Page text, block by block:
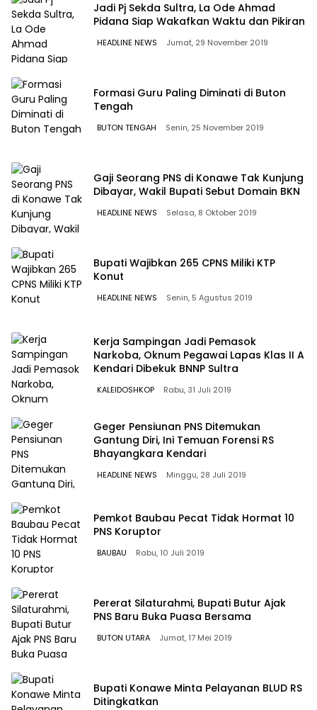
Jadi Pj Sekda Sultra, La Ode Ahmad
Pidana Siap Wakafkan Waktu dan Pikiran
HEADLINE NEWS Jumat, 29 November 2019
Formasi Guru Paling Diminati di Buton
Tengah
BUTON TENGAH Senin, 25 November 2019
Gaji Seorang PNS di Konawe Tak Kunjung
Dibayar, Wakil Bupati Sebut Domain BKN
HEADLINE NEWS Selasa, 8 Oktober 2019
Bupati Wajibkan 265 CPNS Miliki KTP
Konut
HEADLINE NEWS Senin, 5 Agustus 2019
Kerja Sampingan Jadi Pemasok
Narkoba, Oknum Pegawai Lapas Klas II A
Kendari Dibekuk BNNP Sultra
KALEIDOSHKOP Rabu, 31 Juli 2019
Geger Pensiunan PNS Ditemukan
Gantung Diri, Ini Temuan Forensi RS
Bhayangkara Kendari
HEADLINE NEWS Minggu, 28 Juli 2019
Pemkot Baubau Pecat Tidak Hormat 10
PNS Koruptor
BAUBAU Rabu, 10 Juli 2019
Pererat Silaturahmi, Bupati Butur Ajak
PNS Baru Buka Puasa Bersama
BUTON UTARA Jumat, 17 Mei 2019
Bupati Konawe Minta Pelayanan BLUD RS
Ditingkatkan